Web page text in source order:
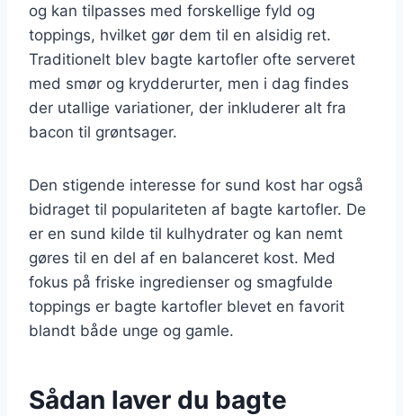
og kan tilpasses med forskellige fyld og
toppings, hvilket gør dem til en alsidig ret.
Traditionelt blev bagte kartofler ofte serveret
med smør og krydderurter, men i dag findes
der utallige variationer, der inkluderer alt fra
bacon til grøntsager.
Den stigende interesse for sund kost har også
bidraget til populariteten af bagte kartofler. De
er en sund kilde til kulhydrater og kan nemt
gøres til en del af en balanceret kost. Med
fokus på friske ingredienser og smagfulde
toppings er bagte kartofler blevet en favorit
blandt både unge og gamle.
Sådan laver du bagte